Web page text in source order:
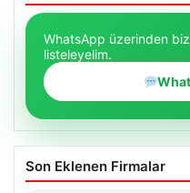
WhatsApp üzerinden
listeleyelim.
Son Eklenen Firmalar